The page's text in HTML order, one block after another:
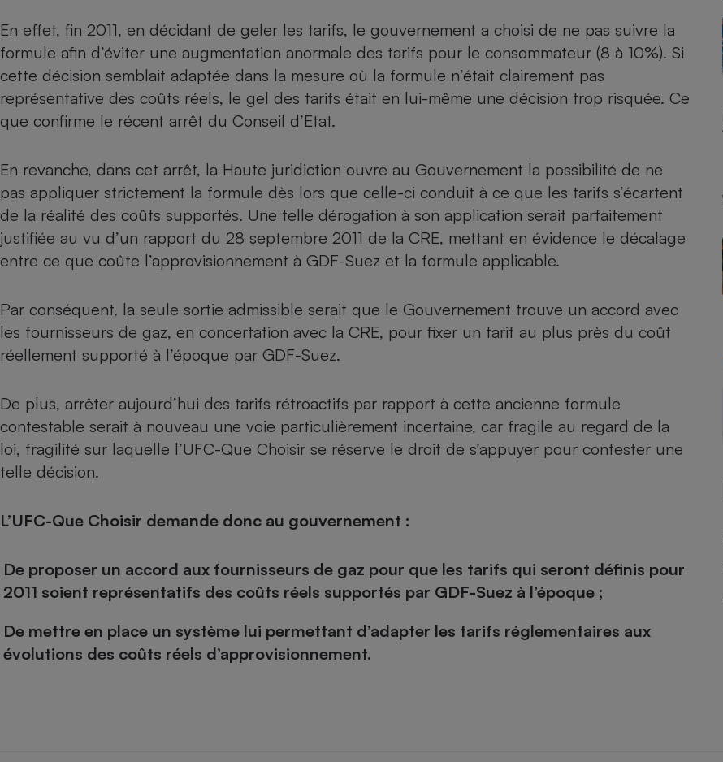
En effet, fin 2011, en décidant de geler les tarifs, le gouvernement a choisi de ne pas suivre la
formule afin d’éviter une augmentation anormale des tarifs pour le consommateur (8 à 10%). Si
cette décision semblait adaptée dans la mesure où la formule n’était clairement pas
représentative des coûts réels, le gel des tarifs était en lui-même une décision trop risquée. Ce
que confirme le récent arrêt du Conseil d’Etat.
En revanche, dans cet arrêt, la Haute juridiction ouvre au Gouvernement la possibilité de ne
pas appliquer strictement la formule dès lors que celle-ci conduit à ce que les tarifs s’écartent
de la réalité des coûts supportés. Une telle dérogation à son application serait parfaitement
justifiée au vu d’un rapport du 28 septembre 2011 de la CRE, mettant en évidence le décalage
entre ce que coûte l’approvisionnement à GDF-Suez et la formule applicable.
Par conséquent, la seule sortie admissible serait que le Gouvernement trouve un accord avec
les fournisseurs de gaz, en concertation avec la CRE, pour fixer un tarif au plus près du coût
réellement supporté à l’époque par GDF-Suez.
De plus, arrêter aujourd’hui des tarifs rétroactifs par rapport à cette ancienne formule
contestable serait à nouveau une voie particulièrement incertaine, car fragile au regard de la
loi, fragilité sur laquelle l’UFC-Que Choisir se réserve le droit de s’appuyer pour contester une
telle décision.
L’UFC-Que Choisir demande donc au gouvernement :
De proposer un accord aux fournisseurs de gaz pour que les tarifs qui seront définis pour
2011 soient représentatifs des coûts réels supportés par GDF-Suez à l’époque ;
De mettre en place un système lui permettant d’adapter les tarifs réglementaires aux
évolutions des coûts réels d’approvisionnement.
Complément
Champagne - Comment choisir une
bouteille de champagne
Banque en ligne
Comparateur auto
Comparatif centrale vapeur
Gros électroménager
Petit électroménager - Ustensile
Lave-linge Lave-vaisselle
Climatiseur -
Informatique
Internet
Téléphonie
Téléphone mobile -
Appareil photo
Antivirus
Sécurité domestique
Matelas Poêle à granulés
Radiateur électrique Électricité - Gaz
Climatiseur -
Lessive
Antimoustique Crème solaire